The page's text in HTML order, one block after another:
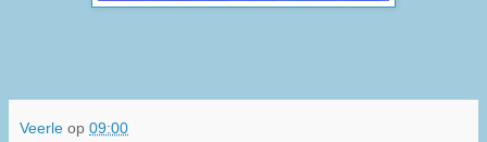
Veerle op 09:00